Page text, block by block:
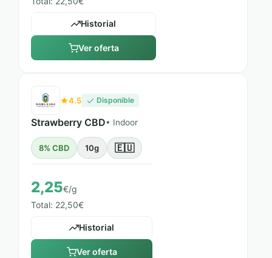
Historial
Ver oferta
4.5 Disponible
Strawberry CBD• Indoor
8% CBD 10g 🇪🇺
2,25€/g
Total: 22,50€
Historial
Ver oferta